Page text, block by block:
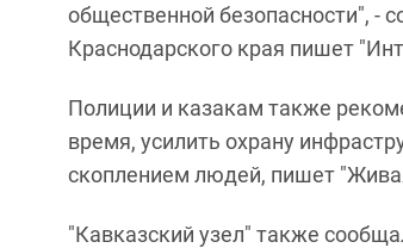
общественной безопасности", -
Краснодарского края пишет
Полиции и казакам также
время, усилить охрану
скоплением людей, пишет
"Кавказский узел" также